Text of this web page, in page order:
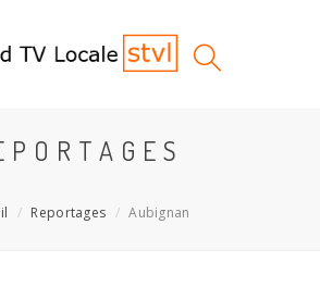
Reportages Aubignan